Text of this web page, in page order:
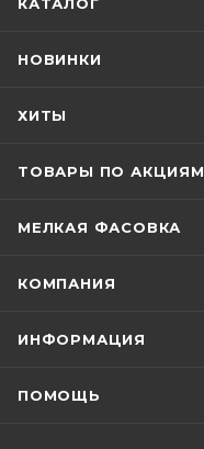
НОВИНКИ
ХИТЫ
ТОВАРЫ ПО АКЦИЯМ
МЕЛКАЯ ФАСОВКА
КОМПАНИЯ
ИНФОРМАЦИЯ
ПОМОЩЬ